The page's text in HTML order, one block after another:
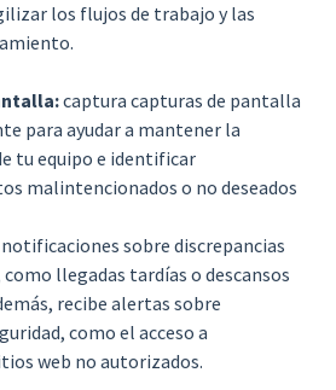
los flujos de trabajo y las
captura capturas de pantalla
para ayudar a mantener la
tu equipo e identificar
malintencionados o no deseados
notificaciones sobre discrepancias
llegadas tardías o descansos
recibe alertas sobre
como el acceso a
web no autorizados.